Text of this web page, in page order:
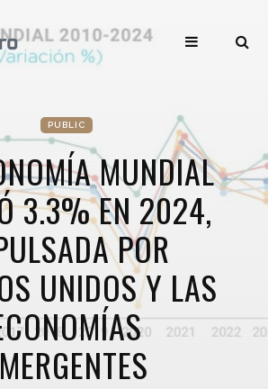
PUBLIC
MUNDIAL
3.3% EN 2024,
POR
UNIDOS Y LAS